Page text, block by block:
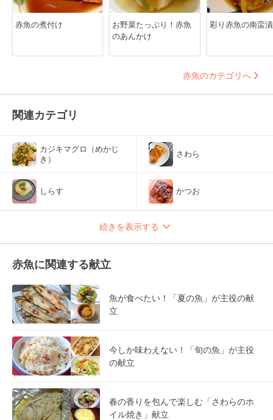
赤魚の煮付け
お野菜たっぷり！赤魚
のあんかけ
彩り赤魚の南蛮
赤魚のカテゴリへ
関連カテゴリ
カジキマグロ（めかじ
き）
さわら
しらす かつお
続きを表示する
赤魚に関連する献立
魚が食べたい！「夏の魚」が主役の献
立
今しか味わえない！「旬の魚」が主役
の献立
春の香りを包んで楽しむ「さわらのホ
イル焼き」献立